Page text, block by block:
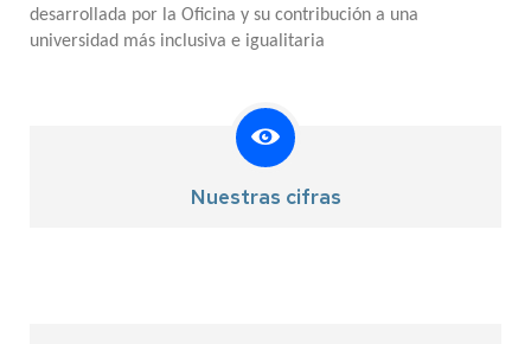
desarrollada por la Oficina y su contribución a una
universidad más inclusiva e igualitaria
Nuestras cifras